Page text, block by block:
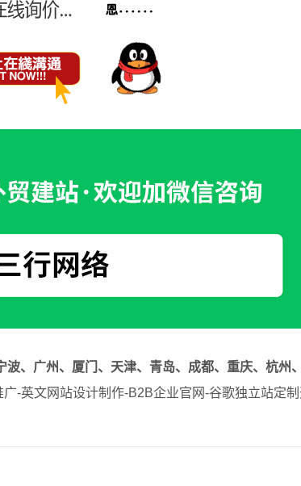
波、广州、厦门、天津、青岛、成都、重庆、杭州
-英文网站设计制作-B2B企业官网-谷歌独立站定制